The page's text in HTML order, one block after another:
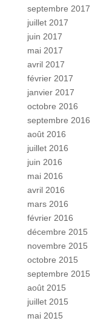
septembre 2017
juillet 2017
juin 2017
mai 2017
avril 2017
février 2017
janvier 2017
octobre 2016
septembre 2016
août 2016
juillet 2016
juin 2016
mai 2016
avril 2016
mars 2016
février 2016
décembre 2015
novembre 2015
octobre 2015
septembre 2015
août 2015
juillet 2015
mai 2015